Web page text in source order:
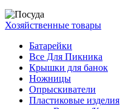
Хозяйственные товары
Батарейки
Все Для Пикника
Крышки для банок
Ножницы
Опрыскиватели
Пластиковые изделия